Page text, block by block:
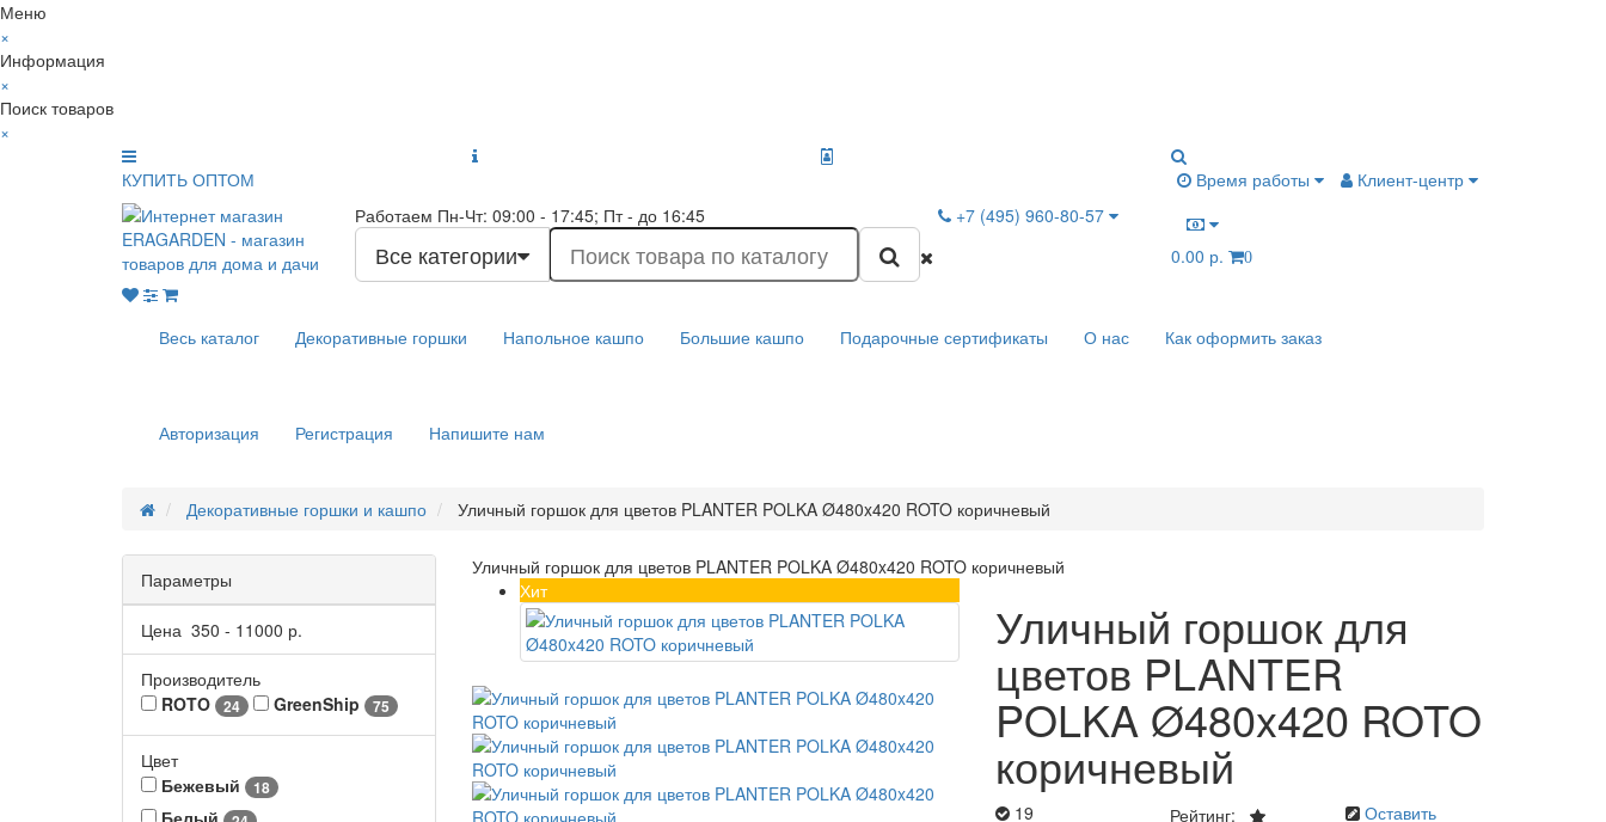
Меню
×
Информация
×
Поиск товаров
×
КУПИТЬ ОПТОМ
Время работы
Клиент-центр
Работаем Пн-Чт: 09:00 - 17:45; Пт - до 16:45
Все категории
+7 (495) 960-80-57
0.00 р.
0
Весь каталог Декоративные горшки Напольное кашпо Большие кашпо Подарочные сертификаты О нас Как оформить заказ
Авторизация Регистрация Напишите нам
Декоративные горшки и кашпо Уличный горшок для цветов PLANTER POLKA Ø480x420 ROTO коричневый
Параметры
Цена 350 - 11000 р.
Производитель
ROTO
24 GreenShip 75
Цвет
Бежевый
18
Уличный горшок для цветов PLANTER POLKA Ø480x420 ROTO коричневый
Хит
Уличный горшок для
цветов PLANTER
POLKA Ø480x420 ROTO
коричневый
19 Рейтинг:
Оставить